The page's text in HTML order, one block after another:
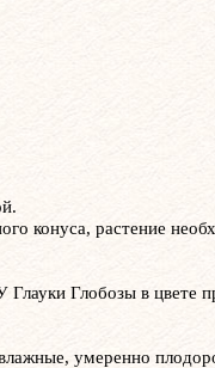
конуса, растение
Глобозы в цвете
умеренно